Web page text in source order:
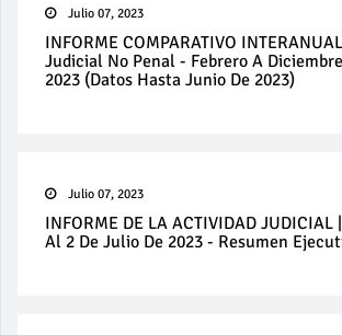
Julio 07, 2023
INFORME COMPARATIVO
Judicial No Penal - Febrero A
2023 (datos Hasta Junio De 2023)
Julio 07, 2023
INFORME DE LA ACTIVIDAD JUDICIAL
Al 2 De Julio De 2023 - Resumen